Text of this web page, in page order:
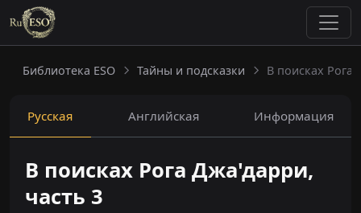
Библиотека ESO Тайны и подсказки В поисках Рога
Русская Английская Информация
В поисках Рога Джа'дарри,
часть 3